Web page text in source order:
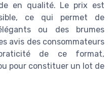
en qualité. Le prix est
ce qui permet de
ou des brumes
avis des consommateurs
de ce format,
pour constituer un lot de